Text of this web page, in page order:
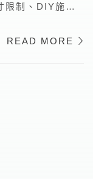
限制、DIY施工
READ MORE